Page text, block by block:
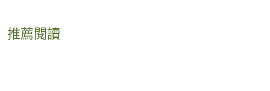
推薦閱讀